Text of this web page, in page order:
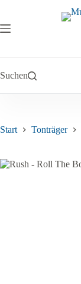
springen
Suchen
Start Tonträger